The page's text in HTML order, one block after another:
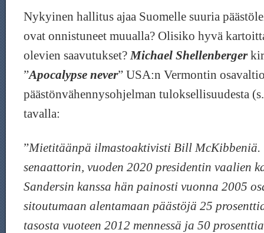
Nykyinen hallitus ajaa Suomelle suuria
ovat onnistuneet muualla? Olisiko hyvä
olevien saavutukset?Michael Shellenberger
”Apocalypse never” USA:n Vermontin
päästönvähennysohjelman tuloksellisuudesta
tavalla:
”Mietitäänpä ilmastoaktivisti Bill McKibbeniä.
senaattorin, vuoden 2020 presidentin vaalien
Sandersin kanssa hän painosti vuonna 2005
sitoutumaan alentamaan päästöjä 25
tasosta vuoteen 2012 mennessä ja 50